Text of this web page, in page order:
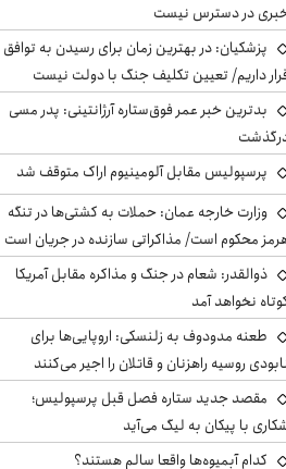
در دسترس نیست
پزشکیان‌: در بهترین زمان برای رسیدن به توافق
داریم/ تعیین تکلیف جنگ با دولت نیست
بدترین خبر عمر فوق‌ستاره آرژانتینی: پدر مسی
پرسپولیس مقابل آلومینیوم اراک متوقف شد
وزارت خارجه عمان: حملات به کشتی‌ها در تنگه
محکوم است/ مذاکراتی سازنده در جریان است
ذوالقدر: شعام در جنگ و مذاکره مقابل آمریکا
نخواهد آمد
طعنه مدودوف به زلنسکی: اروپایی‌ها برای
روسیه راهزنان و قاتلان را اجیر می‌کنند
مقصد جدید ستاره فصل قبل پرسپولیس؛
با پیکان به لیگ می‌آید
کدام آبمیوه‌ها واقعا سالم هستند؟